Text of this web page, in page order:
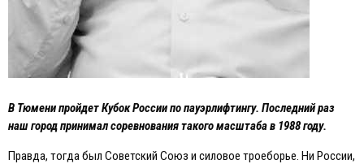
В Тюмени пройдет Кубок России по пауэрлифтингу. Последний раз
наш город принимал соревнования такого масштаба в 1988 году.
Правда, тогда был Советский Союз и силовое троеборье. Ни России,